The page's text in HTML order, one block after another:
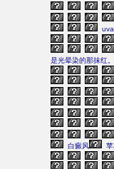
是光晕染的那抹红。
白癜风